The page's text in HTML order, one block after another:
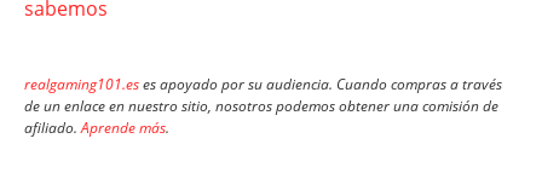
sabemos
realgaming101.eses apoyado por su audiencia. Cuando compras a través
de un enlace en nuestro sitio, nosotros podemos obtener una comisión de
afiliado.Aprende más.